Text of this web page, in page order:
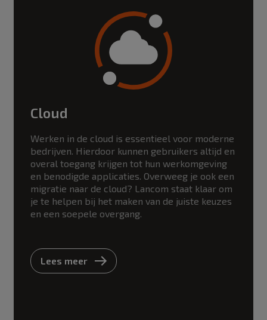
Cloud
Werken in de cloud is essentieel voor moderne
bedrijven. Hierdoor kunnen gebruikers altijd en
overal toegang krijgen tot hun werkomgeving
en benodigde applicaties. Overweeg je ook een
migratie naar de cloud? Lancom staat klaar om
je te helpen bij het maken van de juiste keuzes
en een soepele overgang.
Lees meer